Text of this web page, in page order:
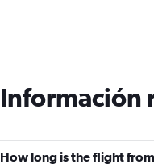
Información
How long is the flight